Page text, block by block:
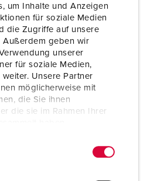
um Inhalte und Anzeigen
für soziale Medien
die Zugriffe auf unsere
Außerdem geben wir
unserer
für soziale Medien,
Unsere Partner
möglicherweise mit
die Sie ihnen
die sie im Rahmen Ihrer